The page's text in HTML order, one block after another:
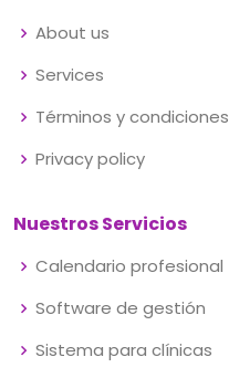
About us
Services
Términos y condiciones
Privacy policy
Nuestros Servicios
Calendario profesional
Software de gestión
Sistema para clínicas